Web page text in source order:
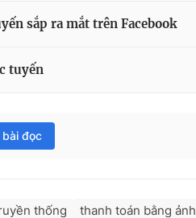
sắp ra mắt trên Facebook
tuyến
bài đọc
thống thanh toán bằng ảnh